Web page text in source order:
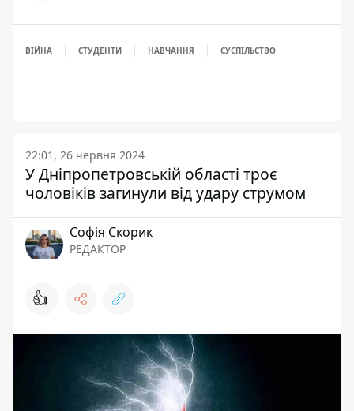
ВІЙНА СТУДЕНТИ НАВЧАННЯ СУСПІЛЬСТВО
22:01, 26 червня 2024
У Дніпропетровській області троє
чоловіків загинули від удару струмом
Софія Скорик
РЕДАКТОР
👍